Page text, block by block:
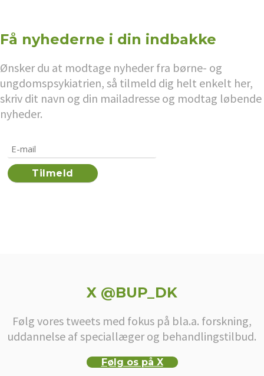
Få nyhederne i din indbakke
Ønsker du at modtage nyheder fra børne- og
ungdomspsykiatrien, så tilmeld dig helt enkelt her,
skriv dit navn og din mailadresse og modtag løbende
nyheder.
X @BUP_DK
Følg vores tweets med fokus på bla.a. forskning,
uddannelse af speciallæger og behandlingstilbud.
Følg os på X